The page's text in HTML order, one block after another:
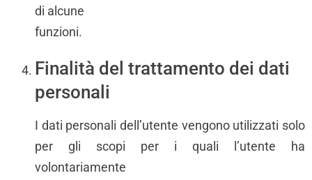
di alcune
funzioni.
Finalità del trattamento dei dati
personali
I dati personali dell’utente vengono utilizzati solo
per gli scopi per i quali l’utente ha
volontariamente